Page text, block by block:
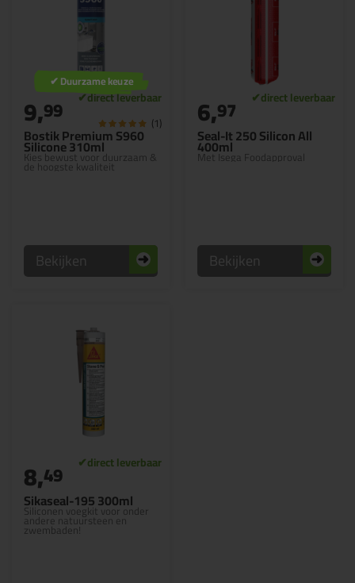
Bostik Premium S960
Silicone 310ml
Kies bewust voor duurzaam &
de hoogste kwaliteit
✔ Duurzame keuze
9,99 (1)
Bekijken
Seal-It 250 Silicon All
400ml
Met Isega Foodapproval
6,97
Bekijken
Sikaseal-195 300ml
Siliconen voegkit voor onder
andere natuursteen en
zwembaden!
8,49